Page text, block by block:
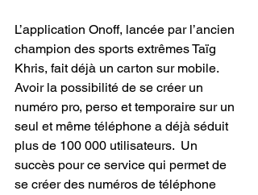
L’application Onoff, lancée par l’ancien
champion des sports extrêmes Taïg
Khris, fait déjà un carton sur mobile.
Avoir la possibilité de se créer un
numéro pro, perso et temporaire sur un
seul et même téléphone a déjà séduit
plus de 100 000 utilisateurs.  Un
succès pour ce service qui permet de
se créer des numéros de téléphone